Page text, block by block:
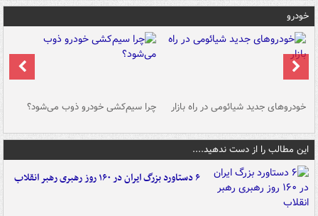
خودرو
خودروهای جدید شیائومی در راه بازار چرا سیم‌کشی خودرو ذوب می‌شود؟
این مطالب را از دست ندهید....
۶ دستاورد بزرگ ایران در ۱۶۰ روز رهبری رهبر انقلاب